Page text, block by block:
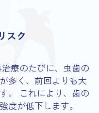
スク
療のたびに、虫歯の
多く、前回よりも大
。 これにより、歯の
度が低下します。